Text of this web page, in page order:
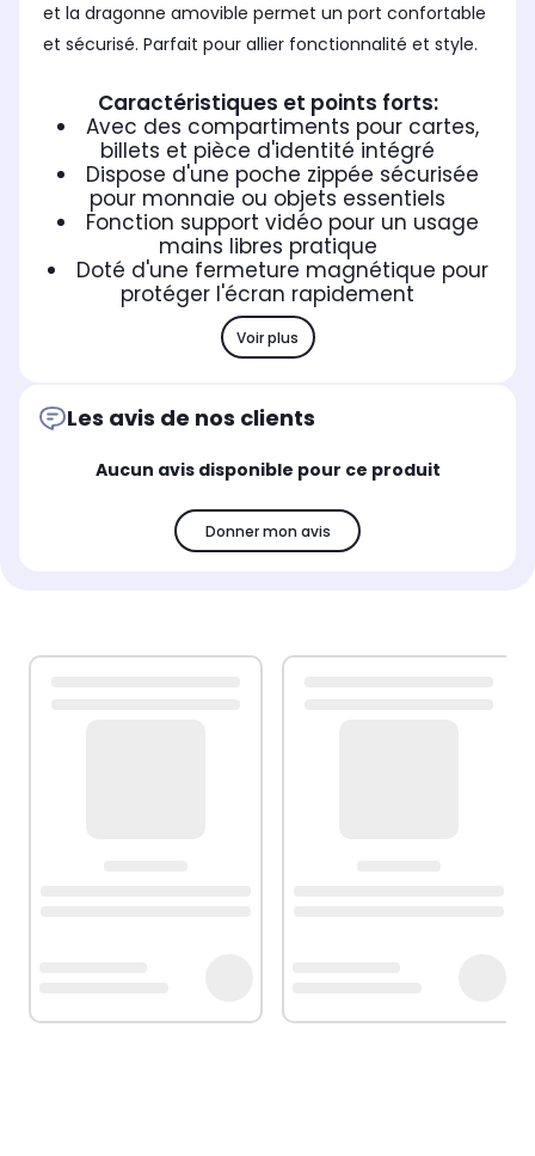
et la dragonne amovible permet un port confortable
et sécurisé. Parfait pour allier fonctionnalité et style.
Caractéristiques et points forts:
Avec des compartiments pour cartes,
billets et pièce d'identité intégré
Dispose d'une poche zippée sécurisée
pour monnaie ou objets essentiels
Fonction support vidéo pour un usage
mains libres pratique
Doté d'une fermeture magnétique pour
protéger l'écran rapidement
Voir plus
Les avis de nos clients
Aucun avis disponible pour ce produit
Donner mon avis